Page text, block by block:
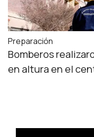
Preparación
Bomberos
en altura en el